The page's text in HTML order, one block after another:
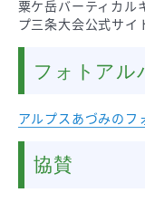
粟ケ岳バーティカル
プ三条大会公式サイ
フォトアル
アルプスあづみのフ
協賛